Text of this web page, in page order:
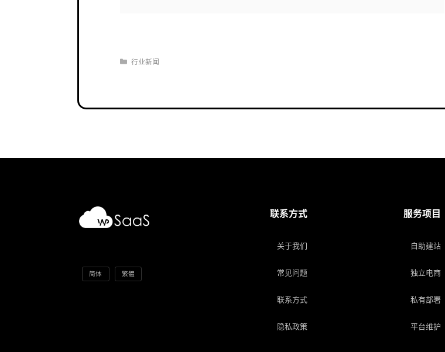
分
行业新闻
简体 繁體
联系方式
关于我们
常见问题
联系方式
隐私政策
服务项目
自助建站
独立电商
私有部署
平台维护